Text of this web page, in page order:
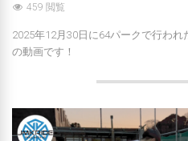
459 閲覧
2025年12月30日に64パークで行わ
の動画です！